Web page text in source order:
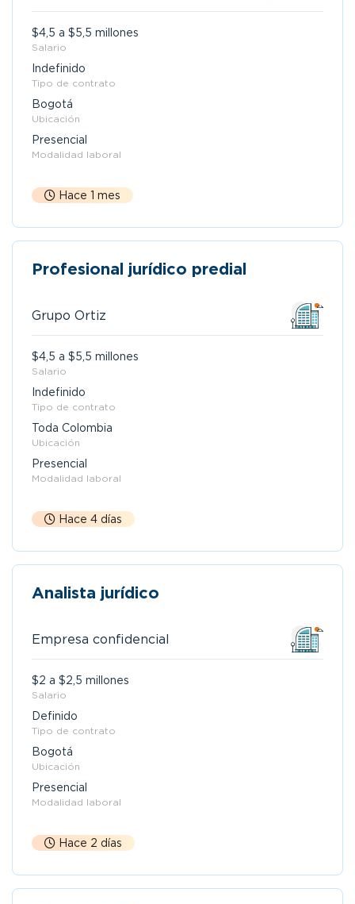
$4,5 a $5,5 millones
Salario
Indefinido
Tipo de contrato
Bogotá
Ubicación
Presencial
Modalidad laboral
Hace 1 mes
Profesional jurídico predial
Grupo Ortiz
$4,5 a $5,5 millones
Salario
Indefinido
Tipo de contrato
Toda Colombia
Ubicación
Presencial
Modalidad laboral
Hace 4 días
Analista jurídico
Empresa confidencial
$2 a $2,5 millones
Salario
Definido
Tipo de contrato
Bogotá
Ubicación
Presencial
Modalidad laboral
Hace 2 días